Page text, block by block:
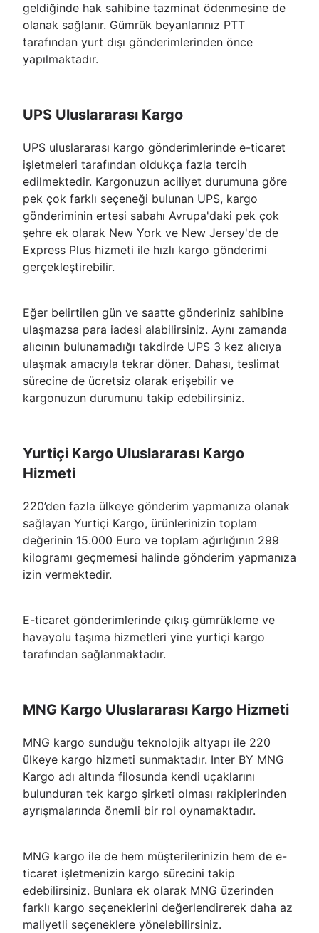
geldiğinde hak sahibine tazminat ödenmesine de
olanak sağlanır. Gümrük beyanlarınız PTT
tarafından yurt dışı gönderimlerinden önce
yapılmaktadır.
UPS Uluslararası Kargo
UPS uluslararası kargo gönderimlerinde e-ticaret
işletmeleri tarafından oldukça fazla tercih
edilmektedir. Kargonuzun aciliyet durumuna göre
pek çok farklı seçeneği bulunan UPS, kargo
gönderiminin ertesi sabahı Avrupa'daki pek çok
şehre ek olarak New York ve New Jersey'de de
Express Plus hizmeti ile hızlı kargo gönderimi
gerçekleştirebilir.
Eğer belirtilen gün ve saatte gönderiniz sahibine
ulaşmazsa para iadesi alabilirsiniz. Aynı zamanda
alıcının bulunamadığı takdirde UPS 3 kez alıcıya
ulaşmak amacıyla tekrar döner. Dahası, teslimat
sürecine de ücretsiz olarak erişebilir ve
kargonuzun durumunu takip edebilirsiniz.
Yurtiçi Kargo Uluslararası Kargo
Hizmeti
220’den fazla ülkeye gönderim yapmanıza olanak
sağlayan Yurtiçi Kargo, ürünlerinizin toplam
değerinin 15.000 Euro ve toplam ağırlığının 299
kilogramı geçmemesi halinde gönderim yapmanıza
izin vermektedir.
E-ticaret gönderimlerinde çıkış gümrükleme ve
havayolu taşıma hizmetleri yine yurtiçi kargo
tarafından sağlanmaktadır.
MNG Kargo Uluslararası Kargo Hizmeti
MNG kargo sunduğu teknolojik altyapı ile 220
ülkeye kargo hizmeti sunmaktadır. Inter BY MNG
Kargo adı altında filosunda kendi uçaklarını
bulunduran tek kargo şirketi olması rakiplerinden
ayrışmalarında önemli bir rol oynamaktadır.
MNG kargo ile de hem müşterilerinizin hem de e-
ticaret işletmenizin kargo sürecini takip
edebilirsiniz. Bunlara ek olarak MNG üzerinden
farklı kargo seçeneklerini değerlendirerek daha az
maliyetli seçeneklere yönelebilirsiniz.